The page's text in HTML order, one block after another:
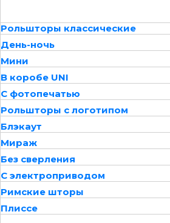
Рольшторы классические
День-ночь
Мини
В коробе UNI
С фотопечатью
Рольшторы с логотипом
Блэкаут
Мираж
Без сверления
С электроприводом
Римские шторы
Плиссе